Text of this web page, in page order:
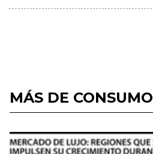
MÁS DE CONSUMO